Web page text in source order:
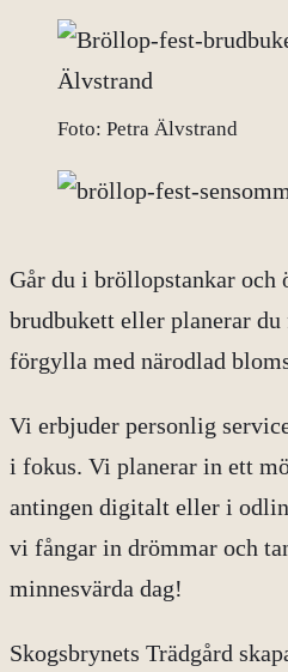
Foto: Petra Älvstrand
Går du i bröllopstankar och
brudbukett eller planerar
förgylla med närodlad
Vi erbjuder personlig
i fokus. Vi planerar in ett
antingen digitalt eller i
vi fångar in drömmar och
minnesvärda dag!
Skogsbrynets Trädgård